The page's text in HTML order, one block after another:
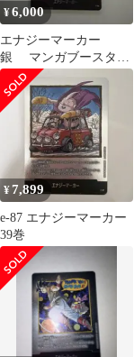
¥6,000
エナジーマーカー
銀 マンガブースター
E-76 22巻
¥7,899
e-87 エナジーマーカー
39巻